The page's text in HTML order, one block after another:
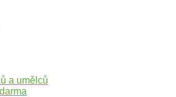
a poutě v České republice
a umělců